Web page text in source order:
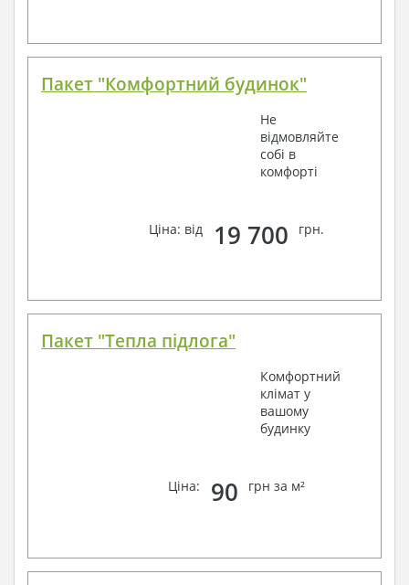
Пакет "Комфортний будинок"
Не
відмовляйте
собі в
комфорті
Ціна: від 19 700 грн.
Пакет "Тепла підлога"
Комфортний
клімат у
вашому
будинку
Ціна: 90 грн за м²